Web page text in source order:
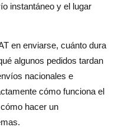
las campañas
alta
instantáneo y el lugar
en enviarse, cuánto dura
algunos pedidos tardan
nacionales e
cómo funciona el
hacer un